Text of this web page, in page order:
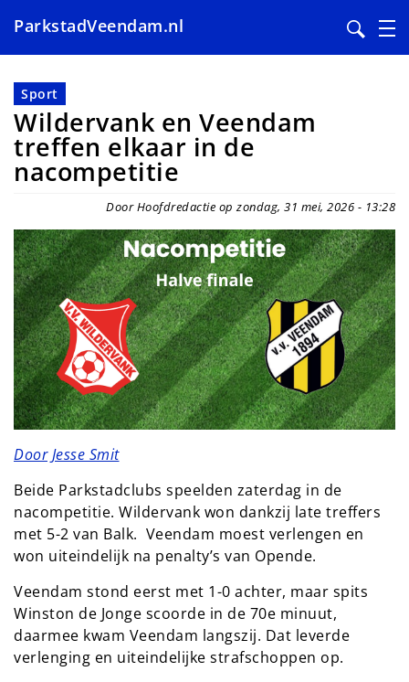
en
naar
de
inhoud
gaan
ParkstadVeendam.nl
Sport
Wildervank en Veendam
treffen elkaar in de
nacompetitie
Door Hoofdredactie op zondag, 31 mei, 2026 - 13:28
Door Jesse Smit
Beide Parkstadclubs speelden zaterdag in de
nacompetitie. Wildervank won dankzij late treffers
met 5-2 van Balk. Veendam moest verlengen en
won uiteindelijk na penalty’s van Opende.
Veendam stond eerst met 1-0 achter, maar spits
Winston de Jonge scoorde in de 70e minuut,
daarmee kwam Veendam langszij. Dat leverde
verlenging en uiteindelijke strafschoppen op.